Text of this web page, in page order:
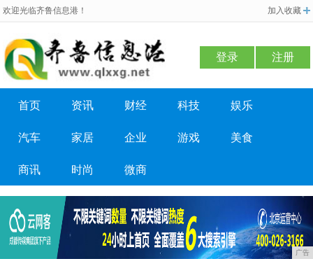
欢迎光临齐鲁信息港！ 加入收藏
登录 注册
首页 资讯 财经 科技 娱乐
汽车 家居 企业 游戏 美食
商讯 时尚 微商
广告